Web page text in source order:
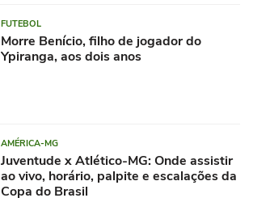
FUTEBOL
Morre Benício, filho de jogador do
Ypiranga, aos dois anos
AMÉRICA-MG
Juventude x Atlético-MG: Onde assistir
ao vivo, horário, palpite e escalações da
Copa do Brasil